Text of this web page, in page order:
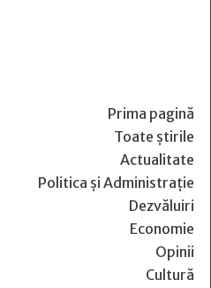
Prima pagină
Toate știrile
Actualitate
Politica și Administrație
Dezvăluiri
Economie
Opinii
Cultură